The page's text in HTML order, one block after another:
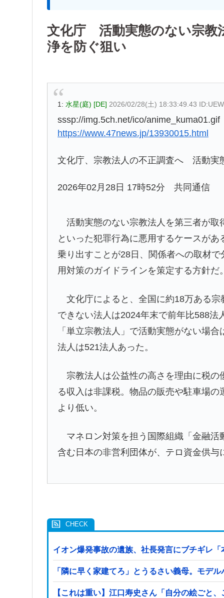
文化庁 活動実態のない宗教
浄を防ぐ狙い
1: 水星(庭) [DE] 2026/02/28(土) 18:33:49.43
sssp://img.5ch.net/ico/anime_kuma01.gif
https://www.47news.jp/13930015.html
文化庁、宗教法人の不正調査へ 活動実
2026年02月28日 17時52分 共同通信
活動実態のない宗教法人を第三者が取
といった犯罪行為に悪用するケースが
乗り出すことが28日、関係者への取材
用対策のガイドラインを策定する方針だ
文化庁によると、全国に約18万ある宗
できない法人は2024年末で前年比588
「単立宗教法人」で活動実態がない場
法人は521法人あった。
宗教法人は公益性の高さを理由に税の
る収入は非課税。物品の販売や駐車場
より低い。
マネロン対策を担う国際組織「金融活
含む日本の非営利団体が、テロ資金供
イオン爆発事故の遺族、社長発言にブチギレ
「隣に早く家建てろ」とうるさい義母。モデ
【これは重い】江口寿史さん「自分の絵ごと